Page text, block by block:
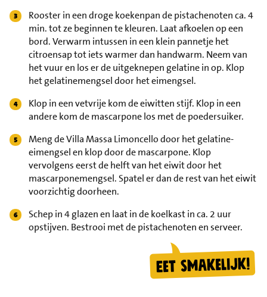
Rooster in een droge koekenpan de pistachenoten ca. 4
min. tot ze beginnen te kleuren. Laat afkoelen op een
bord. Verwarm intussen in een klein pannetje het
citroensap tot iets warmer dan handwarm. Neem van
het vuur en los er de uitgeknepen gelatine in op. Klop
het gelatinemengsel door het eimengsel.
Klop in een vetvrije kom de eiwitten stijf. Klop in een
andere kom de mascarpone los met de poedersuiker.
Meng de Villa Massa Limoncello door het gelatine-
eimengsel en klop door de mascarpone. Klop
vervolgens eerst de helft van het eiwit door het
mascarponemengsel. Spatel er dan de rest van het eiwit
voorzichtig doorheen.
Schep in 4 glazen en laat in de koelkast in ca. 2 uur
opstijven. Bestrooi met de pistachenoten en serveer.